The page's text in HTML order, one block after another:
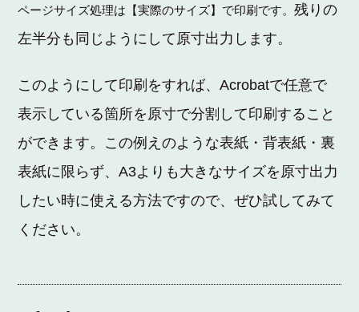
ページサイズ処理は【実際のサイズ】で印刷です。残りの
左半分も同じようにして原寸出力します。
このようにして印刷をすれば、Acrobatで任意で
表示している箇所を 原寸で分割して印刷すること
ができます。 この例えのような表紙・背表紙・裏
表紙に限らず、A3より も大きなサイズを原寸出力
したい時に使える方法ですので、ぜひ試してみて
ください。